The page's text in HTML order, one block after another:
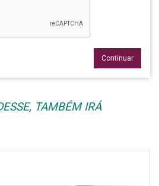
Continuar
TAMBÉM IRÁ